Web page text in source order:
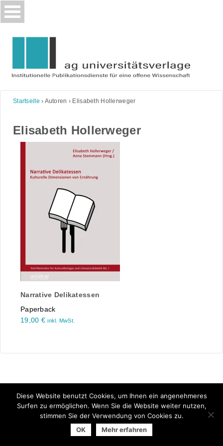
Skip
to
Startseite › Autoren › Elisabeth Hollerweger
Elisabeth Hollerweger
Narrative Delikatessen
Paperback
19,00 € inkl. MwSt.
© 2025 Arbeitsgemeinschaft der Universitätsverlage | powered
|Impressum|Datenschutzhinweise
Diese Website benutzt Cookies, um Ihnen ein angenehmeres
Surfen zu ermöglichen. Wenn Sie die Website weiter nutzen,
stimmen Sie der Verwendung von Cookies zu.
OK
Mehr erfahren